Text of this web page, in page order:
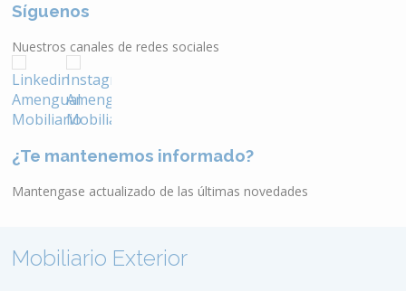
Síguenos
Nuestros canales de redes sociales
¿Te mantenemos informado?
Mantengase actualizado de las últimas novedades
Mobiliario Exterior